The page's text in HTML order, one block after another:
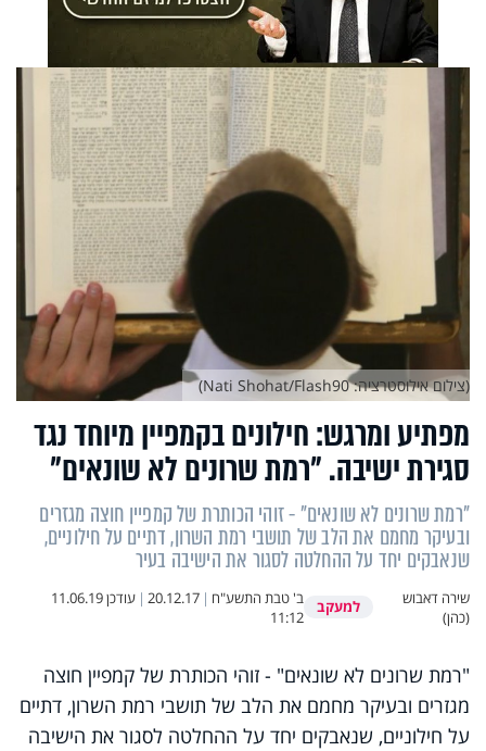
מפתיע ומרגש: חילונים בקמפיין מיוחד נגד
סגירת ישיבה. "רמת שרונים לא שונאים"
"רמת שרונים לא שונאים" - זוהי הכותרת של קמפיין חוצה מגזרים
ובעיקר מחמם את הלב של תושבי רמת השרון, דתיים על חילוניים,
שנאבקים יחד על ההחלטה לסגור את הישיבה בעיר
שירה דאבוש
(כהן)
למעקב ב' טבת התשע"ח |
20.12.17
| עודכן11.06.19
11:12
(צילום אילוסטרציה: Nati Shohat/Flash90)
"רמת שרונים לא שונאים" - זוהי הכותרת של קמפיין חוצה
מגזרים ובעיקר מחמם את הלב של תושבי רמת השרון, דתיים
על חילוניים, שנאבקים יחד על ההחלטה לסגור את הישיבה